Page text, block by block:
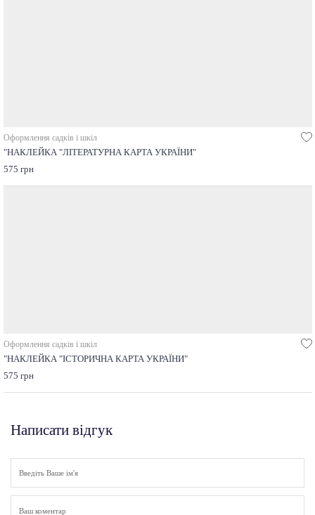
Оформлення садків і шкіл
"НАКЛЕЙКА "ЛІТЕРАТУРНА КАРТА УКРАЇНИ"
575 грн
Оформлення садків і шкіл
"НАКЛЕЙКА "ІСТОРИЧНА КАРТА УКРАЇНИ"
575 грн
Написати відгук